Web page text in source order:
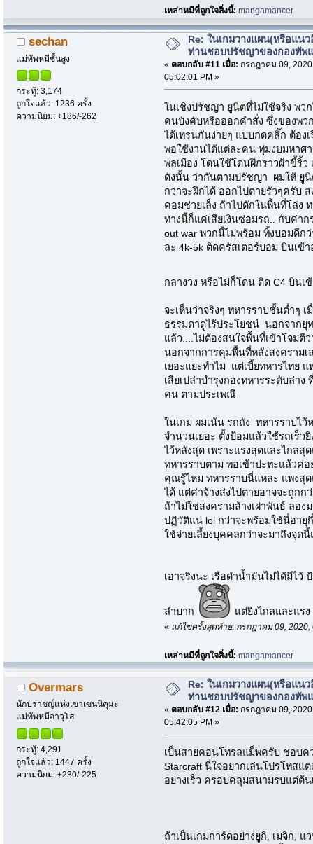
เหล่าหมีที่ถูกใจสิ่งนี้:mangamancer
sechan
แม่ทัพหมีชั้นสูง
กระทู้: 3,174
ถูกใจแล้ว: 1236 ครั้ง
ความนิยม: +186/-262
Re: ในเกมวางแผน(หรือแน
ท่านชอบปรัชญาของกองทัพ
« ตอบกลับ #11 เมื่อ: กรกฎาคม 09,
05:02:01 PM »
ในเชิงปรัชญา ยูนิตที่ไม่ใช้จริง พว
คนบังคับหรือออกคำสั่ง ซึ่งของพว
ได้เทรนกันง่ายๆ แบบกดคลิ๊ก ต้อง
พอใช้งานได้แต่ละคน ทุ่มงบมหาศ
พลเมือง โดนใช้โดนฝึกราวผ้าขี้ริ้
ดังนั้น ว่ากันตามปรัชญา ผมให้ ยูนิ
กว่าจะฝึกได้ ออกไปตายรัวๆครับ
คอมช่วยเล็ง ถ้าไปดักในพื้นที่โล่ง
ทางนี้ก็แค่เสียเงินซ่อมรถ.. กับค่า
out war พวกนี้ไม่พร้อม ทิ้งบอมดีก
ละ 4k-5k ติดครัสเตอร์บอม บินเข้
กลางวง หรือไม่ก็โดน ติด C4 บิน
จะเห็นว่าจริงๆ ทหารราบชั้นต่ำๆ
ธรรมดาดูไร้ประโยชน์ นอกจาก
แล้ว....ไม่ต้องสนใจพื้นที่เข้าโจมตี
นอกจากการคุมพื้นที่หลังสงครามเ
เยอะแยะทำไม แต่เบี้ยทหารไทย
เสียเปล่าบำรุงกองทหารระดับล่า
คน ตามประเพณี
ในเกม ผมเน้น รถถัง ทหารราบไว้
จำนวนเยอะ ตั้งป้อมแล้วใช้รถเร็
ไว้หลังสุด เพราะแรงสุดและไกลสุ
ทหารราบตาม พอเข้าปะทะแล้วค่
คุณรู้ไหม ทหารราบนี่แหละ แพงสุ
ได้ แต่ค่าจ้างส่งไปตายอาจจะถูกก
ถ้าไม่ใช่สงครามล้างเผ่าพันธ์ ลอ
ปฏิวัติแน่ lol กว่าจะพร้อมใช้นี่อายุ
ใช้จ่ายเลี้ยงบุคคลกว่าจะมาถึงจุด
เอาจริงนะ เรือดำน้ำมันไม่ได้มีไว้
ลำบาก แต่ยิงไกลและแร
« แก้ไขครั้งสุดท้าย: กรกฎาคม 09, 2020,
เหล่าหมีที่ถูกใจสิ่งนี้:mangamancer
Overmars
นักปราชญ์แห่งเขาเซนนิคุมะ
แม่ทัพหมีอาวุโส
กระทู้: 4,291
ถูกใจแล้ว: 1447 ครั้ง
ความนิยม: +230/-225
Re: ในเกมวางแผน(หรือแน
ท่านชอบปรัชญาของกองทัพ
« ตอบกลับ #12 เมื่อ: กรกฎาคม 09,
05:42:05 PM »
เป็นสายคอนโทรลแม็พครับ ชอบ
Starcraft นี่ใจอยากเล่นโปรโทสแ
อย่างเร็ว ครอบคลุมสนามรบแต่ต้
ถ้าเป็นเกมการ์ดอย่างยูกิ, เมจิก,